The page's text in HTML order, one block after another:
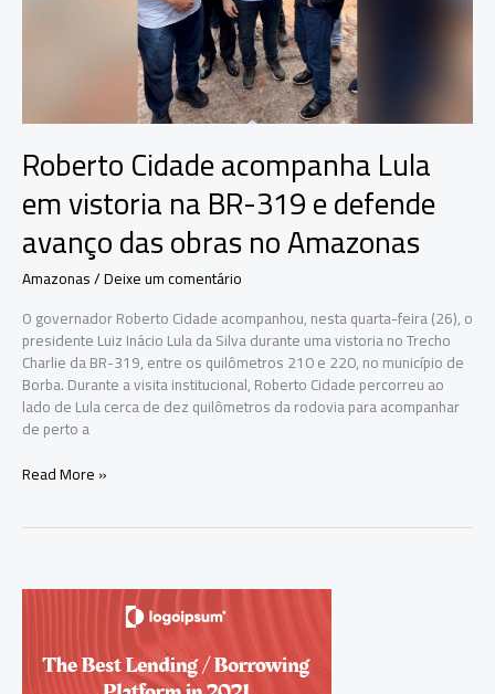
Roberto Cidade acompanha Lula
em vistoria na BR-319 e defende
avanço das obras no Amazonas
Amazonas/Deixe um comentário
O governador Roberto Cidade acompanhou, nesta quarta-feira (26), o
presidente Luiz Inácio Lula da Silva durante uma vistoria no Trecho
Charlie da BR-319, entre os quilômetros 210 e 220, no município de
Borba. Durante a visita institucional, Roberto Cidade percorreu ao
lado de Lula cerca de dez quilômetros da rodovia para acompanhar
de perto a
Roberto
vistoria
Read More »